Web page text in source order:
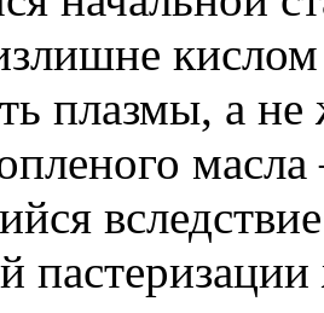
плазмы, а